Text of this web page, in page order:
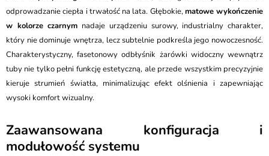
odprowadzanie ciepła i trwałość na lata. Głębokie,matowe wykończenie
w kolorze czarnym nadaje urządzeniu surowy, industrialny charakter,
który nie dominuje wnętrza, lecz subtelnie podkreśla jego nowoczesność.
Charakterystyczny, fasetonowy odbłyśnik żarówki widoczny wewnątrz
tuby nie tylko pełni funkcję estetyczną, ale przede wszystkim precyzyjnie
kieruje strumień światła, minimalizując efekt olśnienia i zapewniając
wysoki komfort wizualny.
Zaawansowana konfiguracja i
modułowość systemu